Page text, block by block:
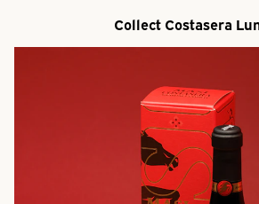
Collect Costasera